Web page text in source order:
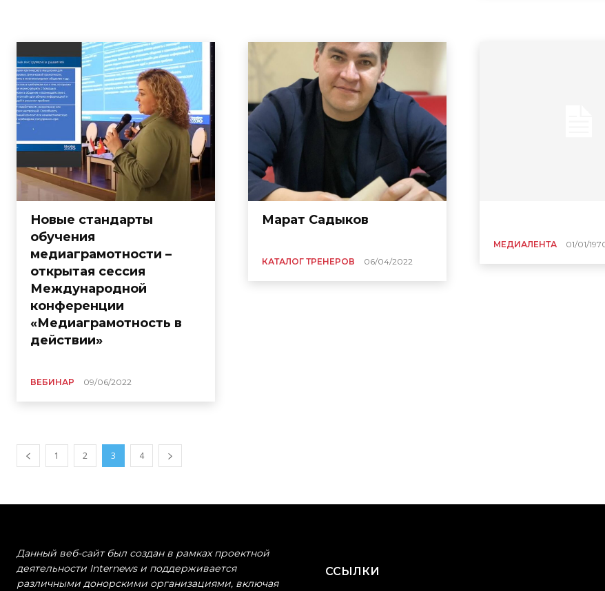
Новые стандарты
обучения
медиаграмотности –
открытая сессия
Международной
конференции
«Медиаграмотность в
действии»
ВЕБИНАР 09/06/2022
Марат Садыков
КАТАЛОГ ТРЕНЕРОВ 06/04/2022
МЕДИАЛЕНТА 01/01/
1 2 3 4
Данный веб-сайт был создан в рамках проектной
деятельности Internews и поддерживается
различными донорскими организациями, включая
ССЫЛКИ